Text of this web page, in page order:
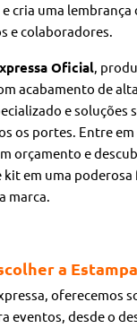
cria uma lembrança
e colaboradores.
Oficial,
acabamento de
e soluções
os portes. Entre
orçamento e
em uma
marca.
a
oferecemos
eventos, desde o